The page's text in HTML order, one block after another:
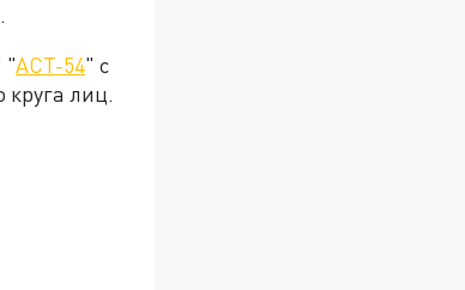
"АСТ-54" с
лиц.